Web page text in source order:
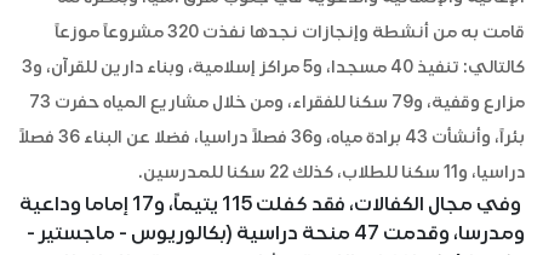
قامت به من أنشطة وإنجازات نجدها نفذت 320 مشروعاً موزعاً
كالتالي: تنفيذ 40 مسجدا، و5 مراكز إسلامية، وبناء دارين للقرآن، و3
مزارع وقفية، و79 سكنا للفقراء، ومن خلال مشاريع المياه حفرت 73
بئراً، وأنشأت 43 برادة مياه، و36 فصلاً دراسيا، فضلا عن البناء 36 فصلاً
دراسيا، و11 سكنا للطلاب، كذلك 22 سكنا للمدرسين.
وفي مجال الكفالات، فقد كفلت 115 يتيماً، و17 إماما وداعية
ومدرسا، وقدمت 47 منحة دراسية (بكالوريوس - ماجستير -